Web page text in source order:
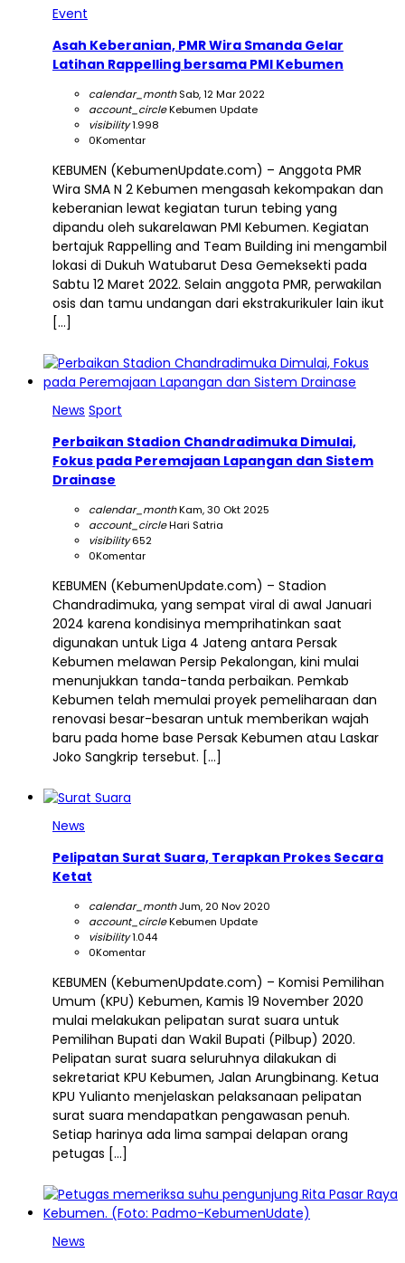
Event
Asah Keberanian, PMR Wira Smanda Gelar
Latihan Rappelling bersama PMI Kebumen
calendar_monthSab, 12 Mar 2022
account_circleKebumen Update
visibility1.998
0Komentar
KEBUMEN (KebumenUpdate.com) – Anggota PMR
Wira SMA N 2 Kebumen mengasah kekompakan dan
keberanian lewat kegiatan turun tebing yang
dipandu oleh sukarelawan PMI Kebumen. Kegiatan
bertajuk Rappelling and Team Building ini mengambil
lokasi di Dukuh Watubarut Desa Gemeksekti pada
Sabtu 12 Maret 2022. Selain anggota PMR, perwakilan
osis dan tamu undangan dari ekstrakurikuler lain ikut
[…]
News Sport
Perbaikan Stadion Chandradimuka Dimulai,
Fokus pada Peremajaan Lapangan dan Sistem
Drainase
calendar_monthKam, 30 Okt 2025
account_circleHari Satria
visibility652
0Komentar
KEBUMEN (KebumenUpdate.com) – Stadion
Chandradimuka, yang sempat viral di awal Januari
2024 karena kondisinya memprihatinkan saat
digunakan untuk Liga 4 Jateng antara Persak
Kebumen melawan Persip Pekalongan, kini mulai
menunjukkan tanda-tanda perbaikan. Pemkab
Kebumen telah memulai proyek pemeliharaan dan
renovasi besar-besaran untuk memberikan wajah
baru pada home base Persak Kebumen atau Laskar
Joko Sangkrip tersebut. […]
News
Pelipatan Surat Suara, Terapkan Prokes Secara
Ketat
calendar_monthJum, 20 Nov 2020
account_circleKebumen Update
visibility1.044
0Komentar
KEBUMEN (KebumenUpdate.com) – Komisi Pemilihan
Umum (KPU) Kebumen, Kamis 19 November 2020
mulai melakukan pelipatan surat suara untuk
Pemilihan Bupati dan Wakil Bupati (Pilbup) 2020.
Pelipatan surat suara seluruhnya dilakukan di
sekretariat KPU Kebumen, Jalan Arungbinang. Ketua
KPU Yulianto menjelaskan pelaksanaan pelipatan
surat suara mendapatkan pengawasan penuh.
Setiap harinya ada lima sampai delapan orang
petugas […]
News